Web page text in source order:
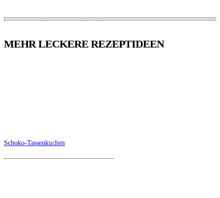
MEHR LECKERE REZEPTIDEEN
Schoko-Tassenkuchen